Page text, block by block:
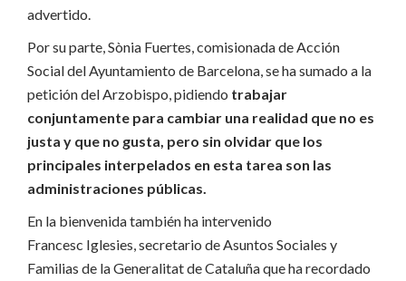
advertido.
Por su parte, Sònia Fuertes, comisionada de Acción
Social del Ayuntamiento de Barcelona, se ha sumado a la
petición del Arzobispo, pidiendo trabajar
conjuntamente para cambiar una realidad que no es
justa y que no gusta, pero sin olvidar que los
principales interpelados en esta tarea son las
administraciones públicas.
En la bienvenida también ha intervenido
Francesc Iglesies, secretario de Asuntos Sociales y
Familias de la Generalitat de Cataluña que ha recordado